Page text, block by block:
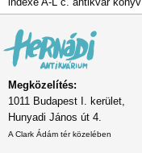
Megközelítés:
1011 Budapest I. kerület,
Hunyadi János út 4.
A Clark Ádám tér közelében